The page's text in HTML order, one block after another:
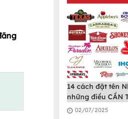
14 cách đặt tên
những điều CẦN
02/07/2025